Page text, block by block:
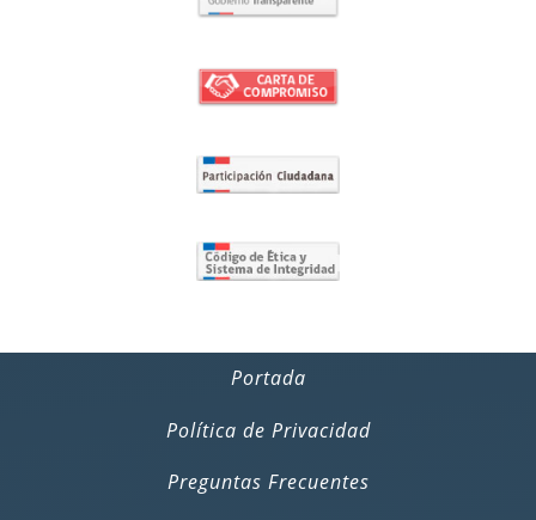
Portada
Política de Privacidad
Preguntas Frecuentes